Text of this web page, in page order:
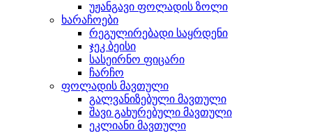
უჟანგავი ფოლადის ზოლი
ხარაჩოები
რეგულირებადი საყრდენი
ჯეკ ბეისი
სასეირნო ფიცარი
ჩარჩო
ფოლადის მავთული
გალვანიზებული მავთული
შავი გახურებული მავთული
ეკლიანი მავთული